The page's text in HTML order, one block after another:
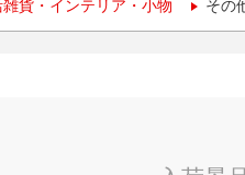
貨・インテリア・小物 その